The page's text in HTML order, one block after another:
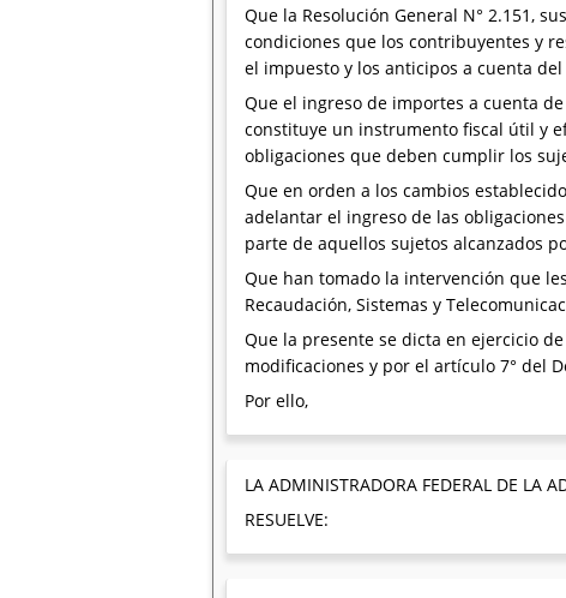
Que la Resolución General N° 2.151,
condiciones que los contribuyentes y
el impuesto y los anticipos a cuenta
Que el ingreso de importes a cuenta
constituye un instrumento fiscal útil y
obligaciones que deben cumplir los
Que en orden a los cambios
adelantar el ingreso de las
parte de aquellos sujetos alcanzados
Que han tomado la intervención que
Recaudación, Sistemas y
Que la presente se dicta en ejercicio
modificaciones y por el artículo 7° del
Por ello,
LA ADMINISTRADORA FEDERAL DE LA
RESUELVE: